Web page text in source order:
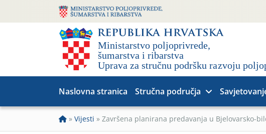
Naslovna stranica Stručna područja
» Vijesti » Završena planirana predavanja u Bjelovarsko-